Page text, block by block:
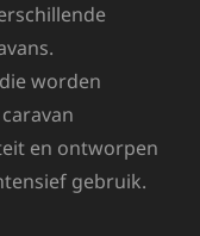
worden
en ontworpen
gebruik.